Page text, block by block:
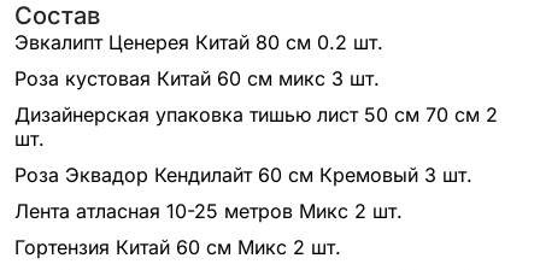
Состав
Эвкалипт Ценерея Китай 80 см 0.2 шт.
Роза кустовая Китай 60 см микс 3 шт.
Дизайнерская упаковка тишью лист 50 см 70 см 2
шт.
Роза Эквадор Кендилайт 60 см Кремовый 3 шт.
Лента атласная 10-25 метров Микс 2 шт.
Гортензия Китай 60 см Микс 2 шт.